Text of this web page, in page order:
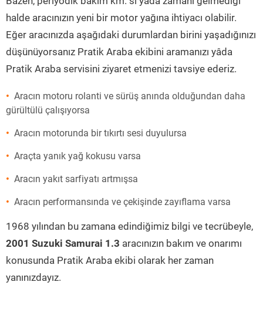
halde aracınızın yeni bir motor yağına ihtiyacı olabilir.
Eğer aracınızda aşağıdaki durumlardan birini yaşadığınızı
düşünüyorsanız Pratik Araba ekibini aramanızı yâda
Pratik Araba servisini ziyaret etmenizi tavsiye ederiz.
Aracın motoru rolanti ve sürüş anında olduğundan daha
gürültülü çalışıyorsa
Aracın motorunda bir tıkırtı sesi duyulursa
Araçta yanık yağ kokusu varsa
Aracın yakıt sarfiyatı artmışsa
Aracın performansında ve çekişinde zayıflama varsa
1968 yılından bu zamana edindiğimiz bilgi ve tecrübeyle,
2001 Suzuki Samurai 1.3 aracınızın bakım ve onarımı
konusunda Pratik Araba ekibi olarak her zaman
yanınızdayız.